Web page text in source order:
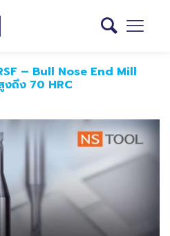
– Bull Nose End Mill
ถึง 70 HRC